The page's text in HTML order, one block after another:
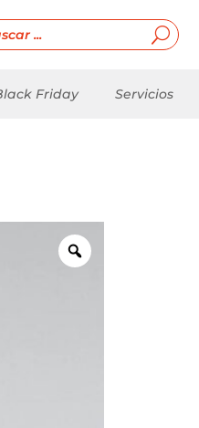
Friday Servicios